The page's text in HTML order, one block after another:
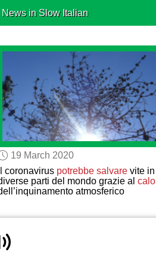
News in Slow Italian
19 March 2020
Il coronavirus potrebbe salvarevite in
parti del mondo grazie al calo
atmosferico